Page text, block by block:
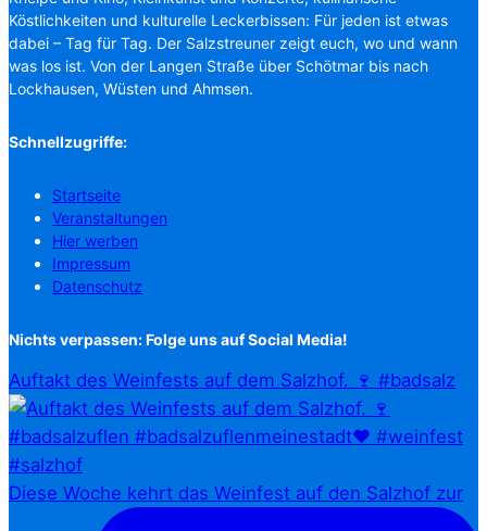
Köstlichkeiten und kulturelle Leckerbissen: Für jeden ist etwas
dabei – Tag für Tag. Der Salzstreuner zeigt euch, wo und wann
was los ist. Von der Langen Straße über Schötmar bis nach
Lockhausen, Wüsten und Ahmsen.
Schnellzugriffe:
Startseite
Veranstaltungen
Hier werben
Impressum
Datenschutz
Nichts verpassen: Folge uns auf Social Media!
Auftakt des Weinfests auf dem Salzhof. 🍷 #badsalz
Diese Woche kehrt das Weinfest auf den Salzhof zur